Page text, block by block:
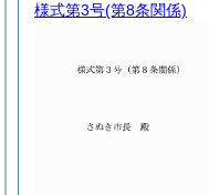
様式第3号(第8条関係)